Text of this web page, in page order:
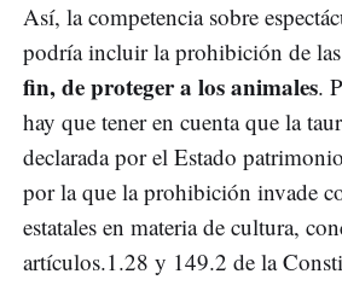
Así, la competencia sobre
podría incluir la prohibición de las
fin, de proteger a los animales.
hay que tener en cuenta que la
declarada por el Estado
por la que la prohibición invade
estatales en materia de cultura,
artículos.1.28 y 149.2 de la